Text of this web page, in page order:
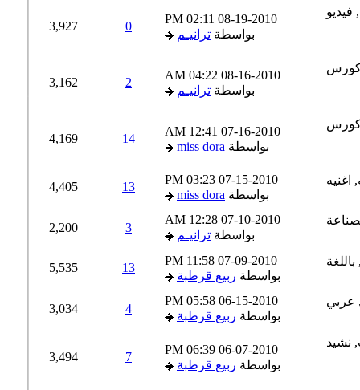
08-19-2010
02:11 PM
بواسطةترانيـم
3,927
08-16-2010
04:22 AM
بواسطةترانيـم
3,162
07-16-2010
12:41 AM
بواسطةmiss dora
14
4,169
07-15-2010
03:23 PM
بواسطةmiss dora
13
4,405
07-10-2010
12:28 AM
بواسطةترانيـم
2,200
07-09-2010
11:58 PM
بواسطةربيع قرطبة
13
5,535
06-15-2010
05:58 PM
بواسطةربيع قرطبة
3,034
06-07-2010
06:39 PM
بواسطةربيع قرطبة
3,494